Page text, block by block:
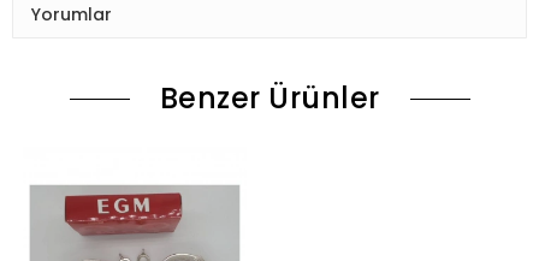
Yorumlar
Benzer Ürünler